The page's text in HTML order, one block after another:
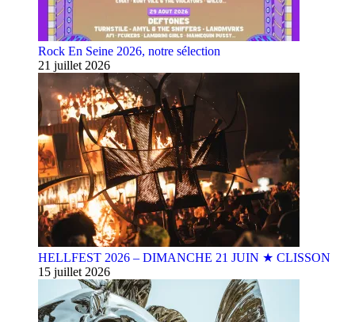
Rock En Seine 2026, notre sélection
21 juillet 2026
HELLFEST 2026 – DIMANCHE 21 JUIN ★ CLISSON
15 juillet 2026